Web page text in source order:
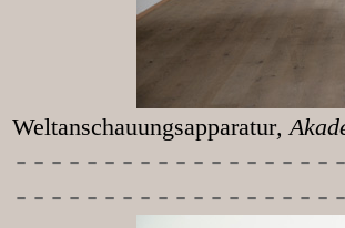
Weltanschauungsapparatur,
-----------